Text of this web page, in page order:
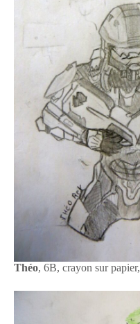
Théo, 6B, crayon sur